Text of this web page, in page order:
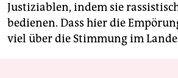
Justiziablen, indem sie
bedienen. Dass hier die
viel über die Stimmung im